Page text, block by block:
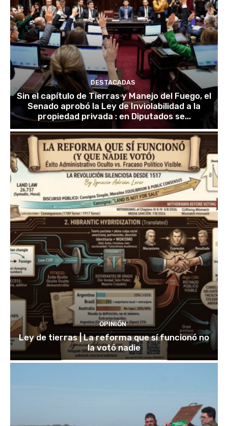
DESTACADAS
Sin el capítulo de Tierras y Manejo del Fuego, el
Senado aprobó la Ley de Inviolabilidad a la
propiedad privada : en Diputados se...
OPINIÓN
Ley de tierras | La reforma que sí funcionó no
la votó nadie